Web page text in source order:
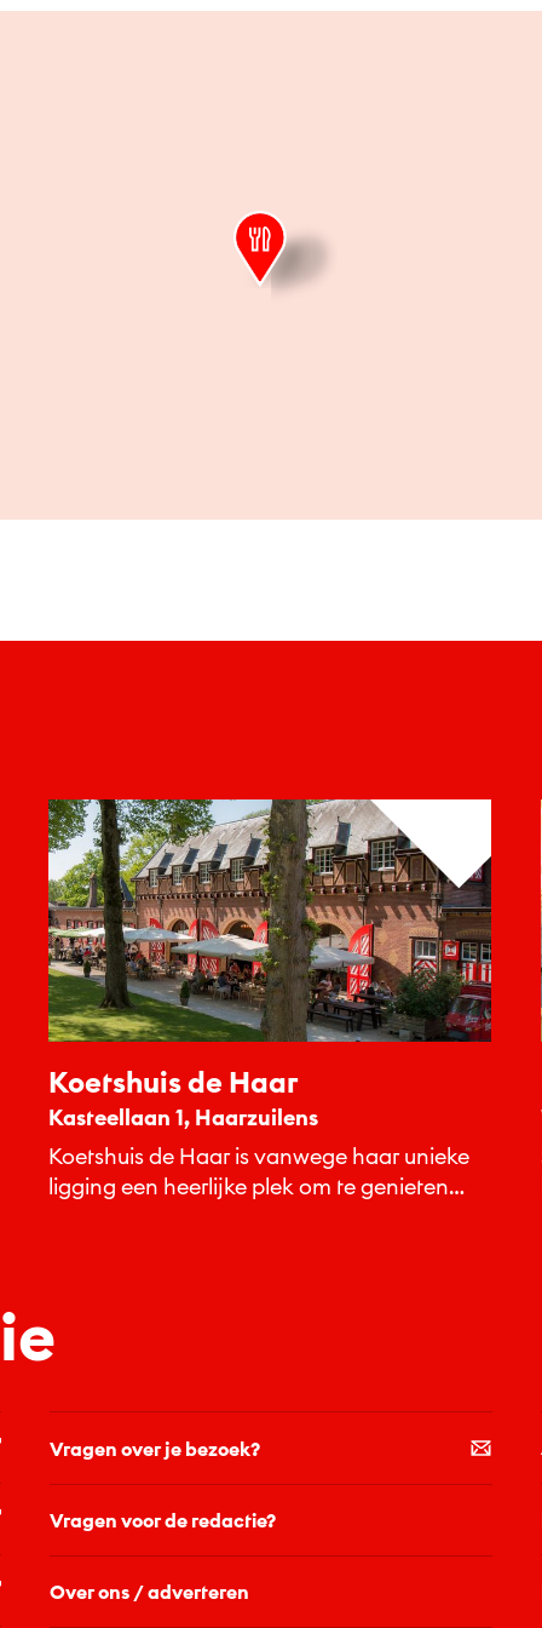
Koetshuis de Haar
Kasteellaan 1, Haarzuilens
Koetshuis de Haar is vanwege haar unieke
ligging een heerlijke plek om te genieten
Vragen over je bezoek?
Vragen voor de redactie?
Over ons / adverteren